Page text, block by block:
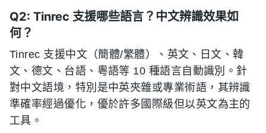
Q2: Tinrec 支援哪些語言？中文辨識效果如
何？
Tinrec 支援中文（簡體/繁體）、英文、日文、韓
文、德文、台語、粵語等 10 種語言自動識別。針
對中文語境，特別是中英夾雜或專業術語，其辨識
準確率經過優化，優於許多國際級但以英文為主的
工具。